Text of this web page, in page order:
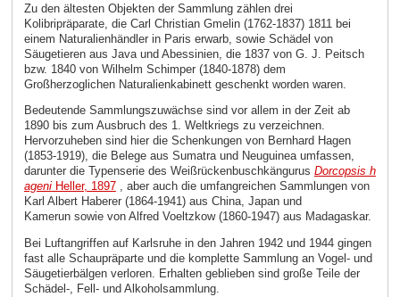
Zu den ältesten Objekten der Sammlung zählen drei
Kolibripräparate, die Carl Christian Gmelin (1762-1837) 1811 bei
einem Naturalienhändler in Paris erwarb, sowie Schädel von
Säugetieren aus Java und Abessinien, die 1837 von G. J. Peitsch
bzw. 1840 von Wilhelm Schimper (1840-1878) dem
Großherzoglichen Naturalienkabinett geschenkt worden waren.
Bedeutende Sammlungszuwächse sind vor allem in der Zeit ab
1890 bis zum Ausbruch des 1. Weltkriegs zu verzeichnen.
Hervorzuheben sind hier die Schenkungen von Bernhard Hagen
(1853-1919), die Belege aus Sumatra und Neuguinea umfassen,
darunter die Typenserie des Weißrückenbuschkängurus Dorcopsis h
ageniHeller, 1897, aber auch die umfangreichen Sammlungen von
Karl Albert Haberer (1864-1941) aus China, Japan und
Kamerun sowie von Alfred Voeltzkow (1860-1947) aus Madagaskar.
Bei Luftangriffen auf Karlsruhe in den Jahren 1942 und 1944 gingen
fast alle Schaupräparte und die komplette Sammlung an Vogel- und
Säugetierbälgen verloren. Erhalten geblieben sind große Teile der
Schädel-, Fell- und Alkoholsammlung.